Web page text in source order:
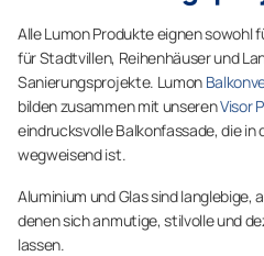
Alle Lumon Produkte eignen sowohl
für Stadtvillen, Reihenhäuser und
Sanierungsprojekte. Lumon
bilden zusammen mit unserenVisor
eindrucksvolle Balkonfassade, die
wegweisend ist.
Aluminium und Glas sind
denen sich anmutige, stilvolle und
lassen.